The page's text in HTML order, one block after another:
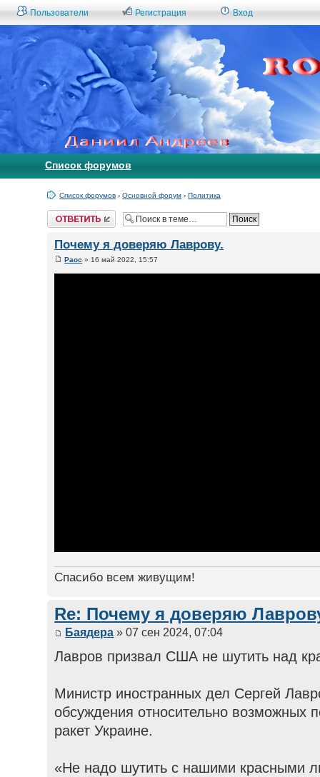
Пользователи Регистрация Вход
Список форумов
Список форумов ‹ Основной форум ‹ Политика
Ответить
Почему я доверяю Лаврову.
Раос » 16 май 2022, 15:57
Спасибо всем живущим!
Re: Почему я доверяю
Баядера » 07 сен 2024, 07:04
Лавров призвал США не шутить над
Министр иностранных дел Сергей
обсуждения относительно возможных
ракет Украине.
«Не надо шутить с нашими красными